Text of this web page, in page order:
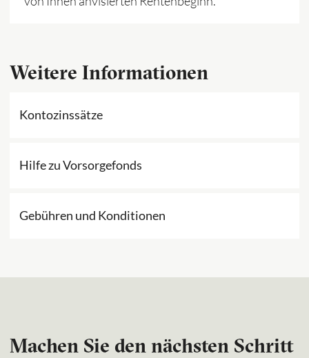
Weitere Informationen
Kontozinssätze
Hilfe zu Vorsorgefonds
Gebühren und Konditionen
Machen Sie den nächsten Schritt